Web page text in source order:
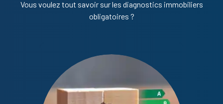
Vous voulez tout savoir sur les diagnostics immobiliers
obligatoires ?